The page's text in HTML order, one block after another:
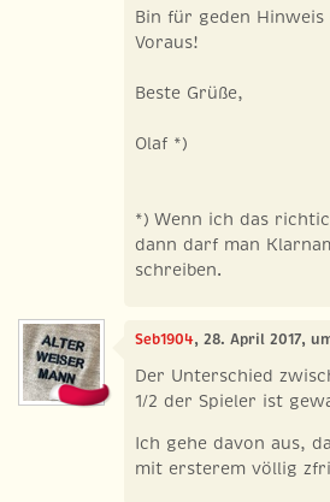
Bin für geden
Voraus!
Beste Grüße,
Olaf *)
*) Wenn ich das
dann darf man
schreiben.
Seb1904, 28. April 2017,
Der Unterschied
1/2 der Spieler ist
Ich gehe davon aus,
mit ersterem völlig